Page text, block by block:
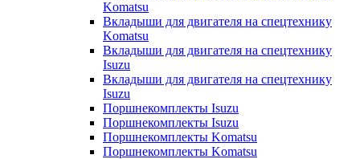
Komatsu
Вкладыши для двигателя на спецтехнику
Komatsu
Вкладыши для двигателя на спецтехнику
Isuzu
Вкладыши для двигателя на спецтехнику
Isuzu
Поршнекомплекты Isuzu
Поршнекомплекты Isuzu
Поршнекомплекты Komatsu
Поршнекомплекты Komatsu